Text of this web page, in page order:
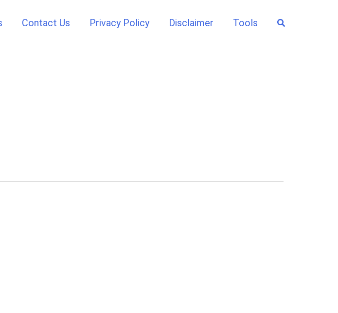
Contact Us Privacy Policy Disclaimer Tools Search